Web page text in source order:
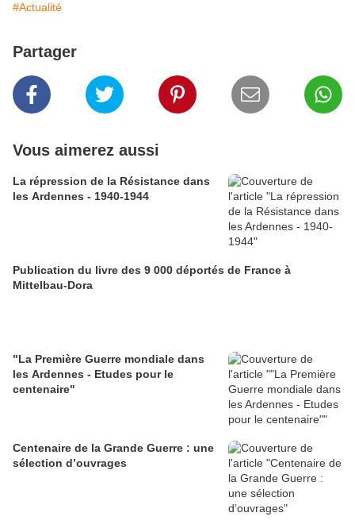
#Actualité
Partager
Vous aimerez aussi
La répression de la Résistance dans
les Ardennes - 1940-1944
Publication du livre des 9 000 déportés de France à
Mittelbau-Dora
"La Première Guerre mondiale dans
les Ardennes - Etudes pour le
centenaire"
Centenaire de la Grande Guerre : une
sélection d’ouvrages